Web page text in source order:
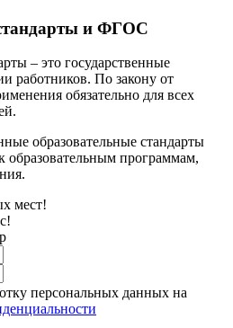
и ФГОС
– это государственные
работников. По закону от
обязательно для всех
образовательные стандарты
программам,
мест!
персональных данных на